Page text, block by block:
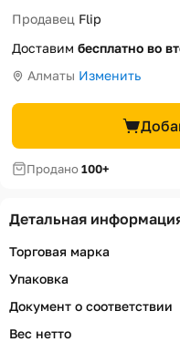
Продавец Flip
Доставим бесплатно во
Алматы Изменить
Продано100+
Детальная
Торговая марка
Упаковка
Документ о соответствии
Вес нетто